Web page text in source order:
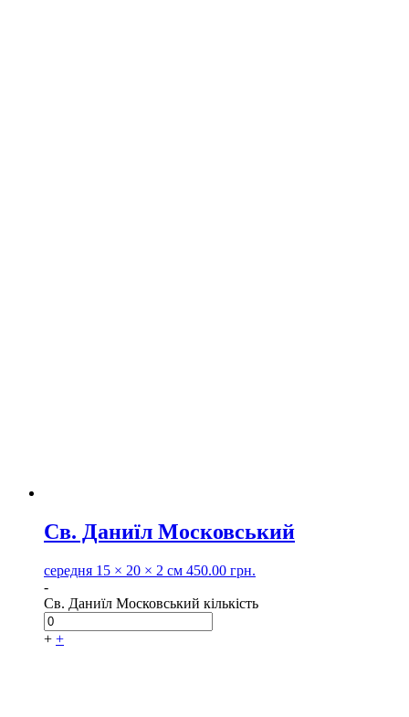
Св. Даниїл Московський
середня 15 × 20 × 2 см 450.00 грн.
-
Св. Даниїл Московський кількість
+ +